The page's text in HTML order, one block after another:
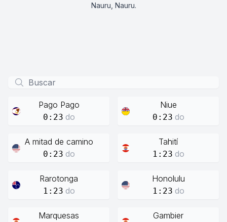
Nauru, Nauru.
Pago Pago
0:23 do
Niue
0:23 do
A mitad de camino
0:23 do
Tahití
1:23 do
Rarotonga
1:23 do
Honolulu
1:23 do
Marquesas Gambier